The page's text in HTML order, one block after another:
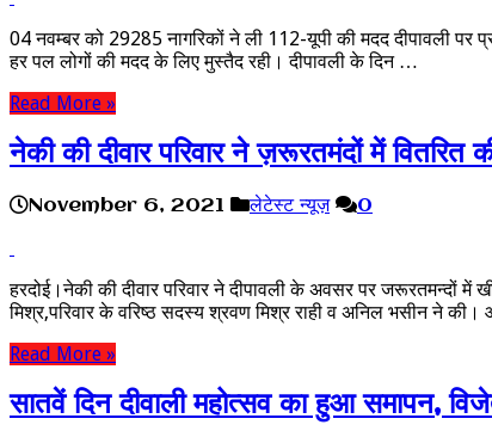
04 नवम्बर को 29285 नागरिकों ने ली 112-यूपी की मदद दीपावली
हर पल लोगों की मदद के लिए मुस्तैद रही। दीपावली के दिन …
Read More »
नेकी की दीवार परिवार ने ज़रूरतमंदों में वितरित
November 6, 2021 लेटेस्ट न्यूज़ 0
हरदोई।नेकी की दीवार परिवार ने दीपावली के अवसर पर जरूरतमन्दों में
मिश्र,परिवार के वरिष्ठ सदस्य श्रवण मिश्र राही व अनिल भसीन ने
Read More »
सातवें दिन दीवाली महोत्सव का हुआ समापन,